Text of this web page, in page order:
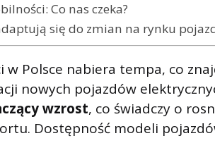
Co nas czeka?
się do zmian na rynku
Polsce nabiera tempa, co
nowych pojazdów
wzrost, co świadczy o
Dostępność modeli